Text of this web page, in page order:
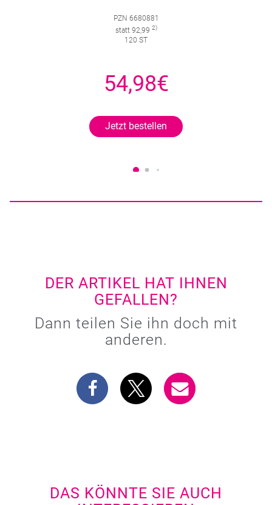
PZN 6680881
statt 92,99 2)
120 ST
54,98€
Jetzt bestellen
DER ARTIKEL HAT IHNEN
GEFALLEN?
Dann teilen Sie ihn doch mit
anderen.
DAS KÖNNTE SIE AUCH